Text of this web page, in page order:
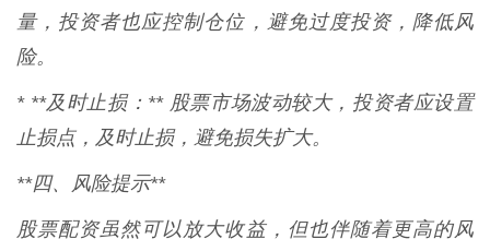
量，投资者也应控制仓位，避免过度投资，降低风
险。
* **及时止损：** 股票市场波动较大，投资者应设置
止损点，及时止损，避免损失扩大。
**四、风险提示**
股票配资虽然可以放大收益，但也伴随着更高的风